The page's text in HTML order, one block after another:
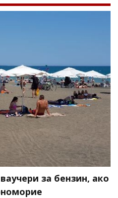
за бензин, ако